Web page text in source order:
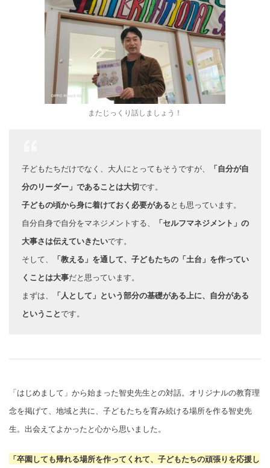
またじっくり話しましょう！
子どもたちだけでなく、大人にとってもそうですが、
「自分が自
分のリーダー」であることは大切です。
子どもの頃から身に着けておく必要があるとも思っています。
自分自身で自分をマネジメントする、
「セルフマネジメント」の
大事さは伝えていきたいです。
そして、
「教える」を通して、子どもたちの「土台」を作ってい
くことは大事だと思っています。
まずは、
「人として」という部分の基礎がある上に、自分がある
ということです。
「はじめまして」から始まった智史先生との対話。オリジナルの教育理
念を掲げて、地域と共に、子どもたちを育み続ける場所を作る智史先
生。出会えてよかったと心から思いました。
「卒園しても帰れる場所を作ってくれて、子どもたちの頑張りを応援し